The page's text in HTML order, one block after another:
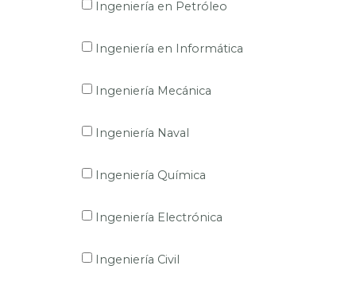
Ingeniería en Petróleo
Ingeniería en Informática
Ingeniería Mecánica
Ingeniería Naval
Ingeniería Química
Ingeniería Electrónica
Ingeniería Civil